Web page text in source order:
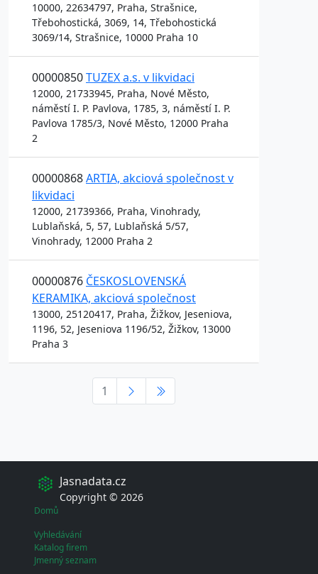
10000, 22634797, Praha, Strašnice,
Třebohostická, 3069, 14, Třebohostická
3069/14, Strašnice, 10000 Praha 10
00000850TUZEX a.s. v likvidaci
12000, 21733945, Praha, Nové Město,
náměstí I. P. Pavlova, 1785, 3, náměstí I. P.
Pavlova 1785/3, Nové Město, 12000 Praha
2
00000868ARTIA, akciová společnost v
likvidaci
12000, 21739366, Praha, Vinohrady,
Lublaňská, 5, 57, Lublaňská 5/57,
Vinohrady, 12000 Praha 2
00000876 ČESKOSLOVENSKÁ
KERAMIKA, akciová společnost
13000, 25120417, Praha, Žižkov, Jeseniova,
1196, 52, Jeseniova 1196/52, Žižkov, 13000
Praha 3
1
Jasnadata.cz
Copyright © 2026
Domů
Vyhledávání
Katalog firem
Jmenný seznam